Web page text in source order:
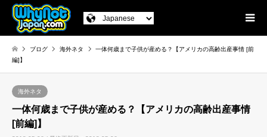
ブログ 海外ネタ
一体何歳まで子供が産める？【アメリカの高齢出産事情 [前
編]】
海外ネタ
一体何歳まで子供が産める？【アメリカの高齢出産事情
[前編]】